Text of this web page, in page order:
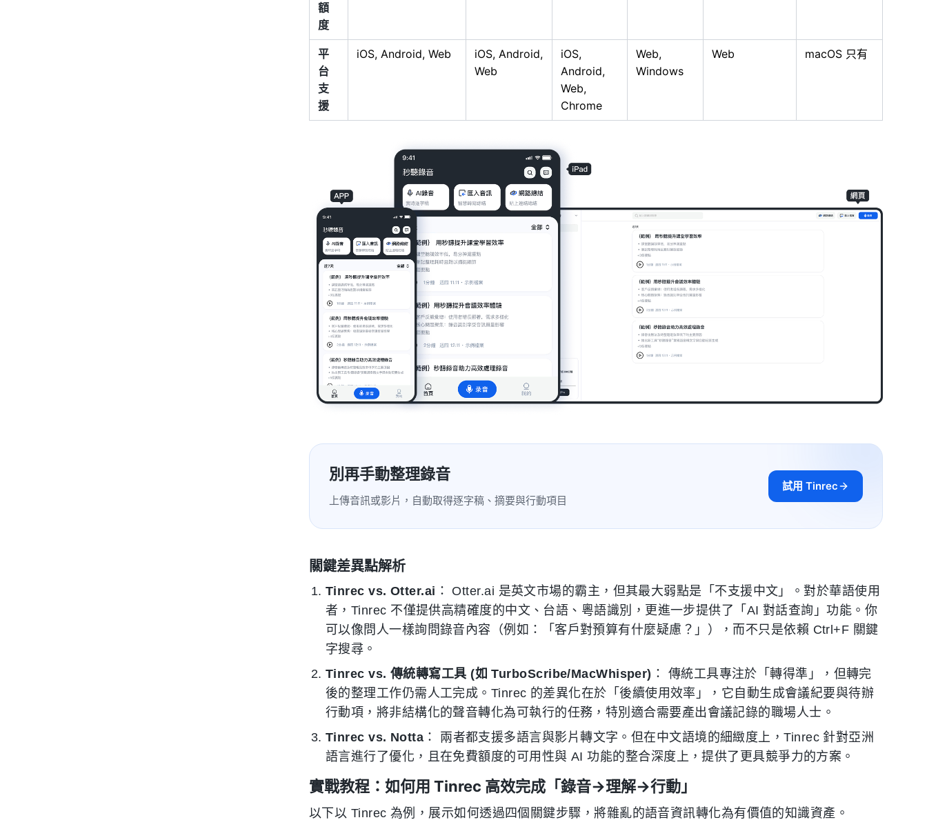
額
度
平
台
支
援
iOS, Android, Web
iOS, Android,
Web
iOS,
Android,
Web,
Chrome
Web,
Windows
Web macOS 只有
別再手動整理錄音
上傳音訊或影片，自動取得逐字稿、摘要與行動項目
試用 Tinrec
關鍵差異點解析
Tinrec vs. Otter.ai ： Otter.ai 是英文市場的霸主，但其最大弱點是「不支援中文」。對於華語使用
者，Tinrec 不僅提供高精確度的中文、台語、粵語識別，更進一步提供了「AI 對話查詢」功能。你
可以像問人一樣詢問錄音內容（例如：「客戶對預算有什麼疑慮？」），而不只是依賴 Ctrl+F 關鍵
字搜尋。
Tinrec vs. 傳統轉寫工具 (如 TurboScribe/MacWhisper) ： 傳統工具專注於「轉得準」，但轉完
後的整理工作仍需人工完成。Tinrec 的差異化在於「後續使用效率」，它自動生成會議紀要與待辦
行動項，將非結構化的聲音轉化為可執行的任務，特別適合需要產出會議記錄的職場人士。
Tinrec vs. Notta ： 兩者都支援多語言與影片轉文字。但在中文語境的細緻度上，Tinrec 針對亞洲
語言進行了優化，且在免費額度的可用性與 AI 功能的整合深度上，提供了更具競爭力的方案。
實戰教程：如何用 Tinrec 高效完成「錄音→理解→行動」
以下以 Tinrec 為例，展示如何透過四個關鍵步驟，將雜亂的語音資訊轉化為有價值的知識資產。